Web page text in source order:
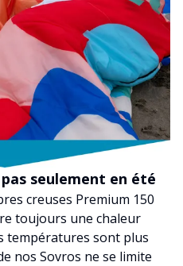
seulement en été
creuses Premium 150
toujours une chaleur
températures sont plus
nos Sovros ne se limite